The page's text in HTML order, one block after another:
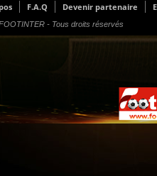
F.A.Q Devenir partenaire
- Tous droits réservés